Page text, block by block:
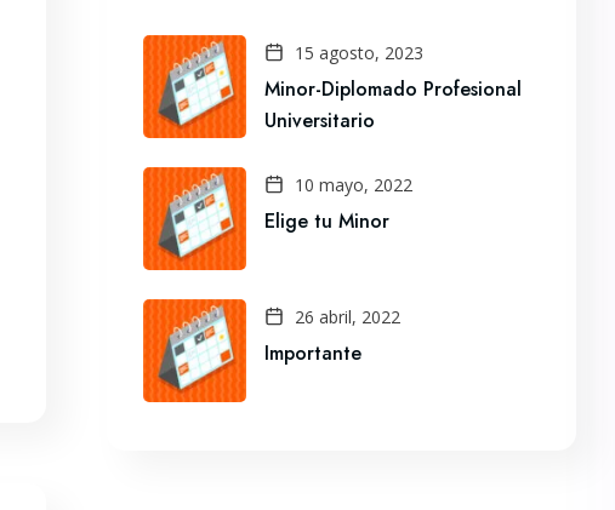
15 agosto, 2023
Minor-Diplomado Profesional
Universitario
10 mayo, 2022
Elige tu Minor
26 abril, 2022
Importante